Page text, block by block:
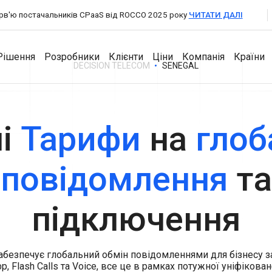
постачальників CPaaS від ROCCO 2025 року ЧИТАТИ ДАЛІ
Продукти
Messaging Dashboard
Потужна універсальна платформа для бізнес-
Business Chat
двостороннім обміном повідомлень.
для Партнерів
A2P Messaging
Збільшіть обсяг SMS-трафіку з глобальним покриттям
через прямі підключення до операторів.
Високоякісні голосові виклики з надійною глобальною
маршрутизацією.
Розробники
Розробники
API Documentation
Клієнти Ціни Компанія
Про компанію
Новини та події
Кар'єра
Контакти
Країни
DECISION TELECOM
SENEGAL
Тарифи на
повідомлення та
підключення
глобальний обмін повідомленнями для бізнесу
Flash Calls та Voice, все це в рамках потужної